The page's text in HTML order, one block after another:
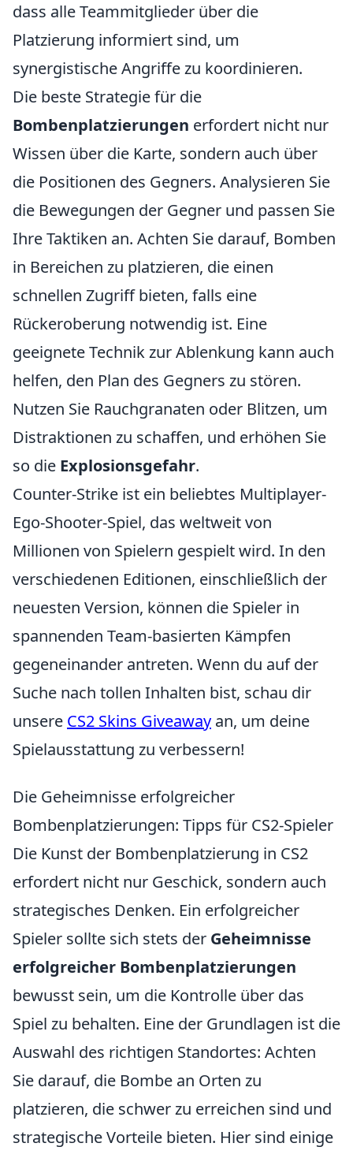
dass alle Teammitglieder über die
Platzierung informiert sind, um
synergistische Angriffe zu koordinieren.
Die beste Strategie für die
Bombenplatzierungen erfordert nicht nur
Wissen über die Karte, sondern auch über
die Positionen des Gegners. Analysieren Sie
die Bewegungen der Gegner und passen Sie
Ihre Taktiken an. Achten Sie darauf, Bomben
in Bereichen zu platzieren, die einen
schnellen Zugriff bieten, falls eine
Rückeroberung notwendig ist. Eine
geeignete Technik zur Ablenkung kann auch
helfen, den Plan des Gegners zu stören.
Nutzen Sie Rauchgranaten oder Blitzen, um
Distraktionen zu schaffen, und erhöhen Sie
so die Explosionsgefahr.
Counter-Strike ist ein beliebtes Multiplayer-
Ego-Shooter-Spiel, das weltweit von
Millionen von Spielern gespielt wird. In den
verschiedenen Editionen, einschließlich der
neuesten Version, können die Spieler in
spannenden Team-basierten Kämpfen
gegeneinander antreten. Wenn du auf der
Suche nach tollen Inhalten bist, schau dir
unsere CS2 Skins Giveaway an, um deine
Spielausstattung zu verbessern!
Die Geheimnisse erfolgreicher
Bombenplatzierungen: Tipps für CS2-Spieler
Die Kunst der Bombenplatzierung in CS2
erfordert nicht nur Geschick, sondern auch
strategisches Denken. Ein erfolgreicher
Spieler sollte sich stets der Geheimnisse
erfolgreicher Bombenplatzierungen
bewusst sein, um die Kontrolle über das
Spiel zu behalten. Eine der Grundlagen ist die
Auswahl des richtigen Standortes: Achten
Sie darauf, die Bombe an Orten zu
platzieren, die schwer zu erreichen sind und
strategische Vorteile bieten. Hier sind einige